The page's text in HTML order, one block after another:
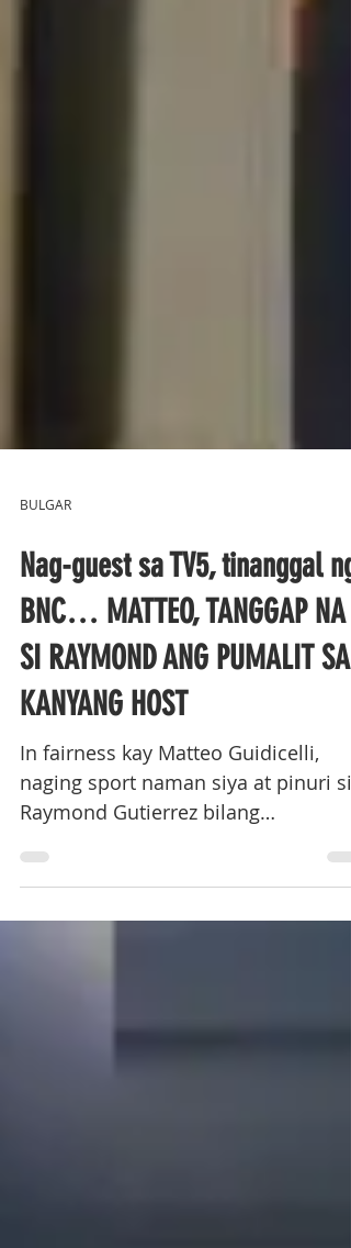
Nag-guest sa TV5, tinanggal ng
BNC… MATTEO, TANGGAP NA
SI RAYMOND ANG PUMALIT SA
KANYANG HOST
In fairness kay Matteo Guidicelli,
naging sport naman siya at pinuri si
Raymond Gutierrez bilang